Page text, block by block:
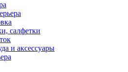
салфетки
и аксессуары